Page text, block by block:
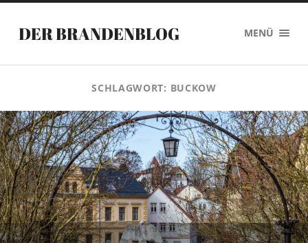
DER BRANDENBLOG MENÜ
SCHLAGWORT: BUCKOW